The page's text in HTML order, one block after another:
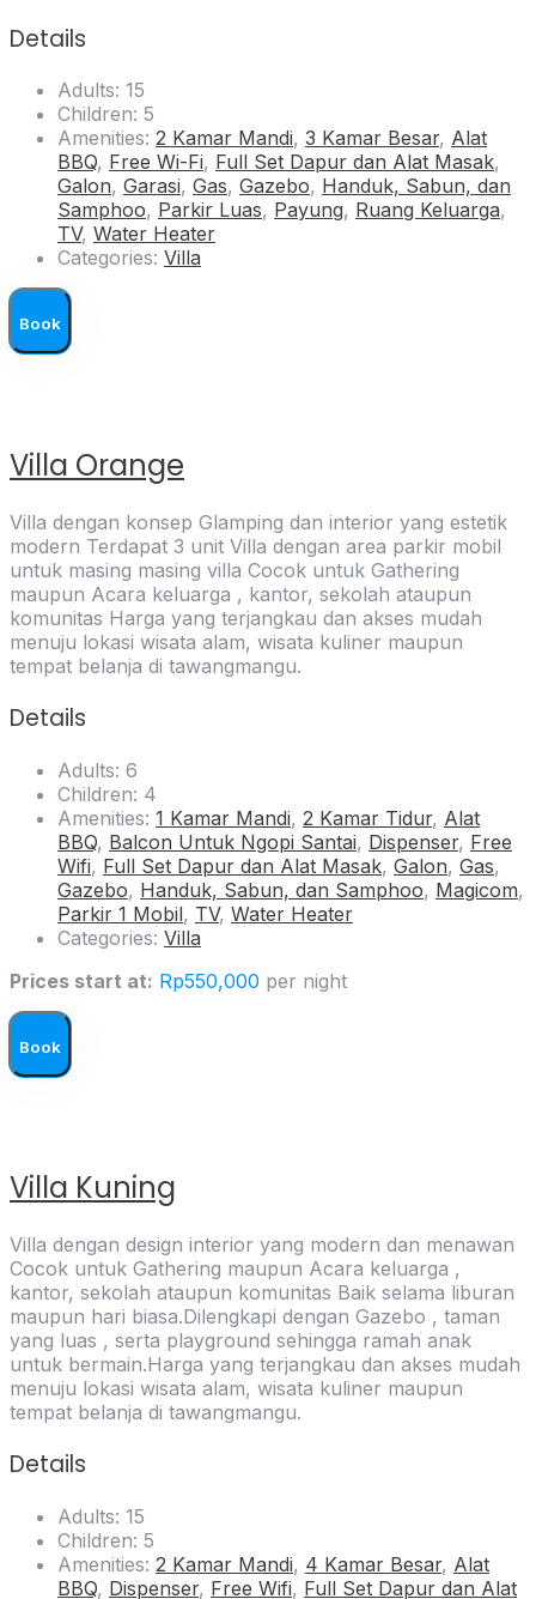
Details
Adults: 15
Children: 5
Amenities: 2 Kamar Mandi, 3 Kamar Besar, Alat
BBQ, Free Wi-Fi, Full Set Dapur dan Alat Masak,
Galon, Garasi, Gas, Gazebo, Handuk, Sabun, dan
Samphoo, Parkir Luas, Payung, Ruang Keluarga,
TV, Water Heater
Categories: Villa
Book
Villa Orange
Villa dengan konsep Glamping dan interior yang estetik
modern Terdapat 3 unit Villa dengan area parkir mobil
untuk masing masing villa Cocok untuk Gathering
maupun Acara keluarga , kantor, sekolah ataupun
komunitas Harga yang terjangkau dan akses mudah
menuju lokasi wisata alam, wisata kuliner maupun
tempat belanja di tawangmangu.
Details
Adults: 6
Children: 4
Amenities: 1 Kamar Mandi, 2 Kamar Tidur, Alat
BBQ, Balcon Untuk Ngopi Santai, Dispenser, Free
Wifi, Full Set Dapur dan Alat Masak, Galon, Gas,
Gazebo, Handuk, Sabun, dan Samphoo, Magicom,
Parkir 1 Mobil, TV, Water Heater
Categories: Villa
Prices start at: Rp550,000 per night
Book
Villa Kuning
Villa dengan design interior yang modern dan menawan
Cocok untuk Gathering maupun Acara keluarga ,
kantor, sekolah ataupun komunitas Baik selama liburan
maupun hari biasa.Dilengkapi dengan Gazebo , taman
yang luas , serta playground sehingga ramah anak
untuk bermain.Harga yang terjangkau dan akses mudah
menuju lokasi wisata alam, wisata kuliner maupun
tempat belanja di tawangmangu.
Details
Adults: 15
Children: 5
Amenities: 2 Kamar Mandi, 4 Kamar Besar, Alat
BBQ, Dispenser, Free Wifi, Full Set Dapur dan Alat